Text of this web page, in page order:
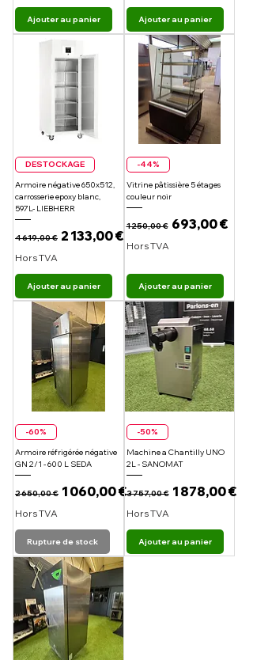
Ajouter au panier Ajouter au panier
DESTOCKAGE
Armoire négative 650x512,
carrosserie epoxy blanc,
597L- LIEBHERR
Prix original
4 619,00 € Prix promotionnel
2 133,00 €
Hors TVA
Ajouter au panier
-44%
Vitrine pâtissière 5 étages
couleur noir
Prix original
1 250,00 € Prix
693,00 €
Hors TVA
Ajouter au panier
-60%
Armoire réfrigérée négative
GN 2/1 - 600 L SEDA
Prix original
2 650,00 € Prix promotionnel
1 060,00 €
Hors TVA
Rupture de stock
-50%
Machine a Chantilly UNO
2L - SANOMAT
Prix original
3 757,00 € Prix
1 878,00 €
Hors TVA
Ajouter au panier